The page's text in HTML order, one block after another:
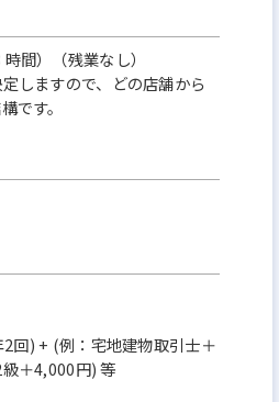
間）（残業なし）
しますので、どの店舗から
です。
回) + (例：宅地建物取引士＋
＋4,000円) 等